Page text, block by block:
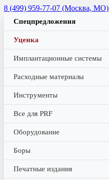
8 (499) 959-77-07 (Москва, МО)
Спецпредложения
Уценка
Имплантационные системы
Расходные материалы
Инструменты
Все для PRF
Оборудование
Боры
Печатные издания